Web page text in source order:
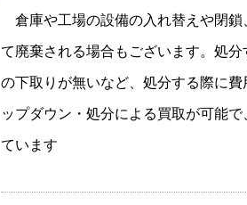
倉庫や工場の設備の入れ替えや閉
て廃棄される場合もございます。処
の下取りが無いなど、処分する際に
ップダウン・処分による買取が可能
ています